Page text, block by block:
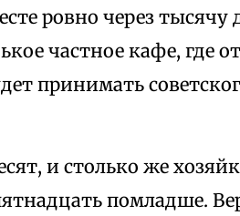
ровно через тысячу
частное кафе, где
принимать
и столько же
помладше.